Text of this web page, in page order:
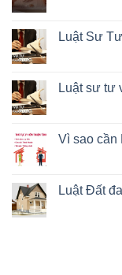
Luật Sư
Luật sư tư
Vì sao cần
Luật Đất